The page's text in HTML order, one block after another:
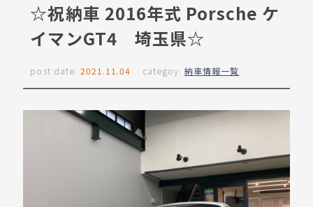
☆祝納車 2016年式 Porsche ケ
イマンGT4 埼玉県☆
post date: 2021.11.04 categoy: 納車情報一覧